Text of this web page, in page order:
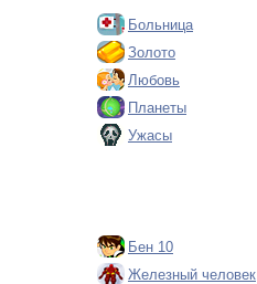
Больница
Золото
Любовь
Планеты
Ужасы
Бен 10
Железный человек